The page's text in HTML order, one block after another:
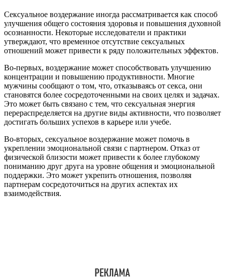
Сексуальное воздержание иногда рассматривается как способ
улучшения общего состояния здоровья и повышения духовной
осознанности. Некоторые исследователи и практики
утверждают, что временное отсутствие сексуальных
отношений может привести к ряду положительных эффектов.
Во-первых, воздержание может способствовать улучшению
концентрации и повышению продуктивности. Многие
мужчины сообщают о том, что, отказываясь от секса, они
становятся более сосредоточенными на своих целях и задачах.
Это может быть связано с тем, что сексуальная энергия
перераспределяется на другие виды активности, что позволяет
достигать больших успехов в карьере или учебе.
Во-вторых, сексуальное воздержание может помочь в
укреплении эмоциональной связи с партнером. Отказ от
физической близости может привести к более глубокому
пониманию друг друга на уровне общения и эмоциональной
поддержки. Это может укрепить отношения, позволяя
партнерам сосредоточиться на других аспектах их
взаимодействия.